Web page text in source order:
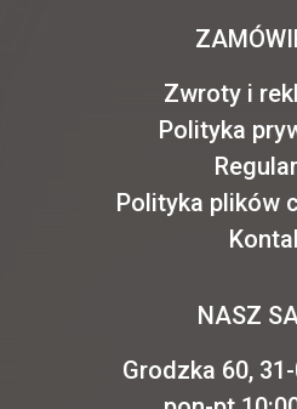
Zwroty i
Polityka
Polityka plików
NASZ
Grodzka 60,